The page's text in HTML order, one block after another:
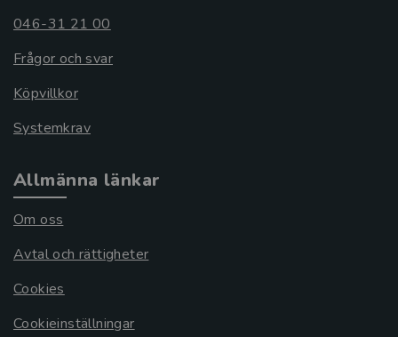
046-31 21 00
Frågor och svar
Köpvillkor
Systemkrav
Allmänna länkar
Om oss
Avtal och rättigheter
Cookies
Cookieinställningar